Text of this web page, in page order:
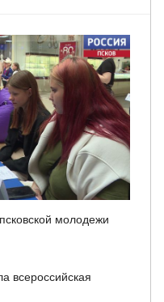
молодежи
всероссийская